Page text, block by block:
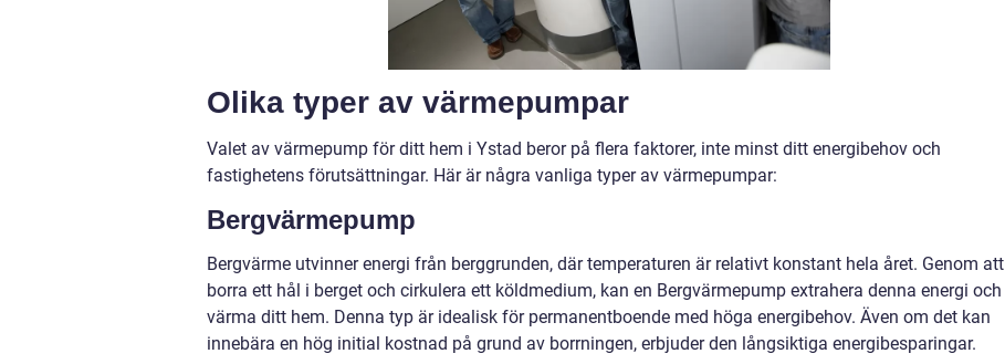
Olika typer av värmepumpar
Valet av värmepump för ditt hem i Ystad beror på flera faktorer, inte minst ditt energibehov och
fastighetens förutsättningar. Här är några vanliga typer av värmepumpar:
Bergvärmepump
Bergvärme utvinner energi från berggrunden, där temperaturen är relativt konstant hela året. Genom att
borra ett hål i berget och cirkulera ett köldmedium, kan en Bergvärmepump extrahera denna energi och
värma ditt hem. Denna typ är idealisk för permanentboende med höga energibehov. Även om det kan
innebära en hög initial kostnad på grund av borrningen, erbjuder den långsiktiga energibesparingar.